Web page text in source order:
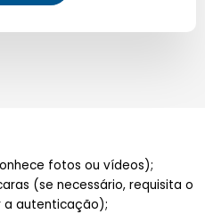
fotos ou vídeos);
(se necessário, requisita o
a autenticação);